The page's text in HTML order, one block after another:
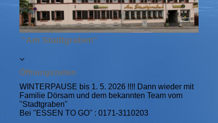
"Am Stadtgraben"
Öffnungszeiten
WINTERPAUSE bis 1. 5. 2026 !!!! Dann wieder mit
Familie Dörsam und dem bekannten Team vom
"Stadtgraben"
Bei "ESSEN TO GO" : 0171-3110203